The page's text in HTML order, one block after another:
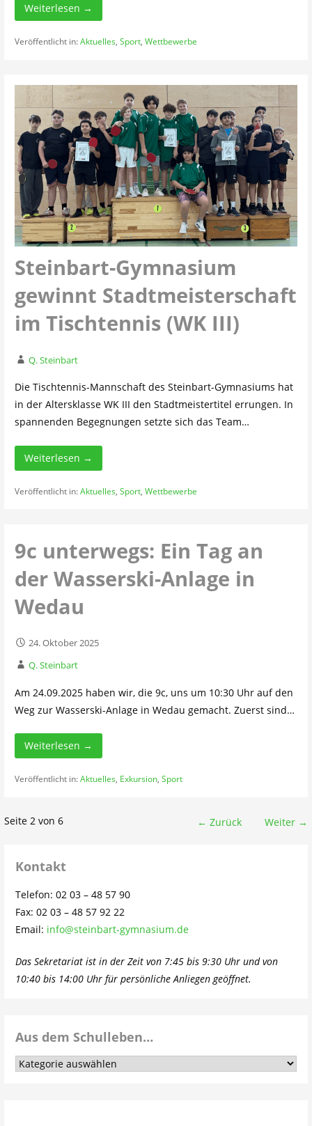
Weiterlesen →
Veröffentlicht in:Aktuelles, Sport, Wettbewerbe
Steinbart-Gymnasium
gewinnt Stadtmeisterschaft
im Tischtennis (WK III)
Q. Steinbart
Die Tischtennis-Mannschaft des Steinbart-Gymnasiums hat
in der Altersklasse WK III den Stadtmeistertitel errungen. In
spannenden Begegnungen setzte sich das Team…
Weiterlesen →
Veröffentlicht in:Aktuelles, Sport, Wettbewerbe
9c unterwegs: Ein Tag an
der Wasserski-Anlage in
Wedau
24. Oktober 2025
Q. Steinbart
Am 24.09.2025 haben wir, die 9c, uns um 10:30 Uhr auf den
Weg zur Wasserski-Anlage in Wedau gemacht. Zuerst sind…
Weiterlesen →
Veröffentlicht in:Aktuelles, Exkursion, Sport
Beitrag
Seite 2 von 6 ← Zurück Weiter →
Kontakt
Telefon: 02 03 – 48 57 90
Fax: 02 03 – 48 57 92 22
Email: info@steinbart-gymnasium.de
Das Sekretariat ist in der Zeit von 7:45 bis 9:30 Uhr und von
10:40 bis 14:00 Uhr für persönliche Anliegen geöffnet.
Aus dem Schulleben…
Aus